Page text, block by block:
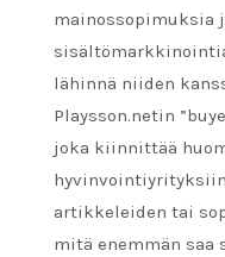
mainossopimuksia
lähinnä niiden
Playsson.netin
joka kiinnittää
artikkeleiden tai
mitä enemmän